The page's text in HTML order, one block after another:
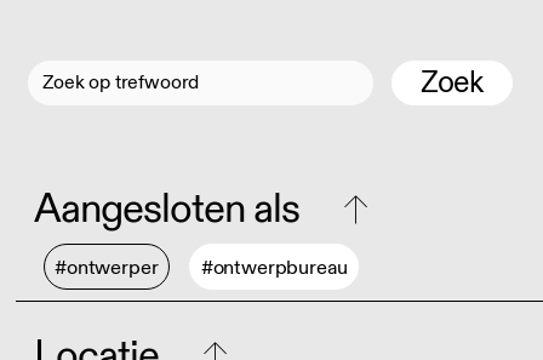
Zoek
Aangesloten als
#ontwerper #ontwerpbureau